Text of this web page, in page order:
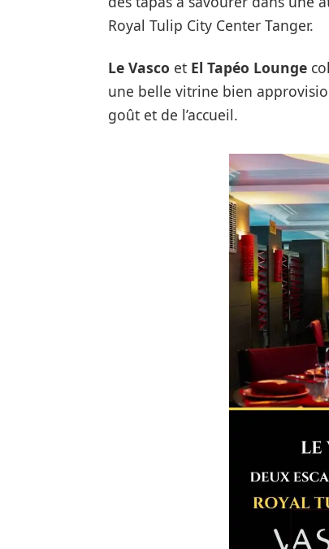
Royal Tulip City Center Tanger.
Le Vasco et El Tapéo Lounge
une belle vitrine bien
goût et de l’accueil.